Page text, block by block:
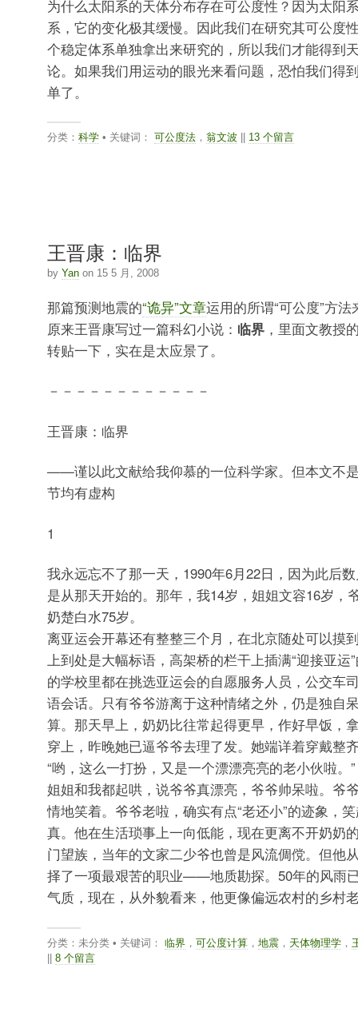
为什么太阳系的天体分布存在可公度性？因为太阳
系，它的变化极其缓慢。因此我们在研究其可公度
个稳定体系单独拿出来研究的，所以我们才能得到
论。如果我们用运动的眼光来看问题，恐怕我们得
单了。
分类： 科学• 关键词： 可公度法， 翁文波 13 个留言
王晋康：临界
by Yanon 15 5 月, 2008
那篇预测地震的“诡异”文章运用的所谓“可公度”方法
原来王晋康写过一篇科幻小说： 临界，里面文教授
转贴一下，实在是太应景了。
－－－－－－－－－－－－
王晋康：临界
——谨以此文献给我仰慕的一位科学家。但本文不
节均有虚构
1
我永远忘不了那一天，1990年6月22日，因为此后
是从那天开始的。那年，我14岁，姐姐文容16岁，
奶楚白水75岁。
离亚运会开幕还有整整三个月，在北京随处可以摸
上到处是大幅标语，高架桥的栏干上插满“迎接亚运
的学校里都在挑选亚运会的自愿服务人员，公交车
语会话。只有爷爷游离于这种情绪之外，仍是独自
算。那天早上，奶奶比往常起得更早，作好早饭，
穿上，昨晚她已逼爷爷去理了发。她端详着穿戴整
“哟，这么一打扮，又是一个漂漂亮亮的老小伙啦。”
姐姐和我都起哄，说爷爷真漂亮，爷爷帅呆啦。爷
情地笑着。爷爷老啦，确实有点“老还小”的迹象，
真。他在生活琐事上一向低能，现在更离不开奶奶
门望族，当年的文家二少爷也曾是风流倜傥。但他
择了一项最艰苦的职业——地质勘探。50年的风雨
气质，现在，从外貌看来，他更像偏远农村的乡村
分类：未分类 • 关键词： 临界 ， 可公度计算， 地震， 天体物理学，
|| 8 个留言